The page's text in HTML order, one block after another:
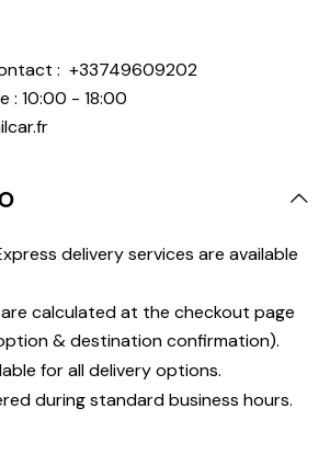
: +33749609202
: 10:00 - 18:00
delivery services are available
calculated at the checkout page
& destination confirmation).
for all delivery options.
during standard business hours.